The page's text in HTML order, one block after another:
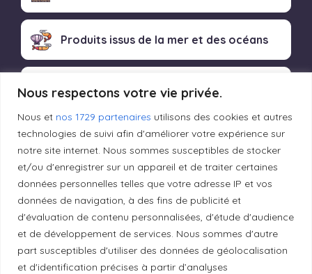
Nous respectons votre vie privée.
Nous et nos 1729 partenaires utilisons des cookies et autres
technologies de suivi afin d'améliorer votre expérience sur
notre site internet. Nous sommes susceptibles de stocker
et/ou d'enregistrer sur un appareil et de traiter certaines
données personnelles telles que votre adresse IP et vos
données de navigation, à des fins de publicité et
d'évaluation de contenu personnalisées, d'étude d'audience
et de développement de services. Nous sommes d'autre
part susceptibles d'utiliser des données de géolocalisation
et d'identification précises à partir d’analyses
Produits issus de la mer et des océans
Produits transformés artisanaux
Liens utiles
Mentions légales
Politique de confidentialité